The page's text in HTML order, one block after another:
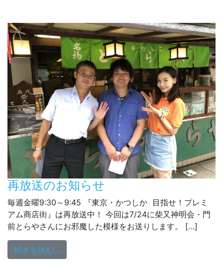
再放送のお知らせ
毎週金曜9:30～9:45 『東京・かつしか 目指せ！プレミ
アム商店街』は再放送中！ 今回は7/24に柴又神明会・門
前とらやさんにお邪魔した模様をお送りします。 […]
続きを読む…